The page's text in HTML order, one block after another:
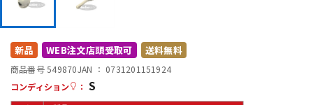
配信/ライブ機器
新品 WEB注文店頭受取可 送料無料
商品番号 549870JAN ： 0731201151924
コンディション
： S